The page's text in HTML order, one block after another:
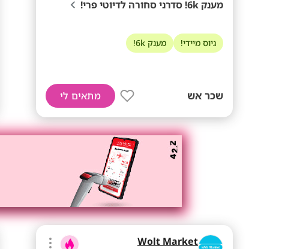
מענק 6k! סדרני סחורה לדיוטי פרי!
גיוס מיידי! מענק 6k!
שכר אש מתאים לי
Wolt Market